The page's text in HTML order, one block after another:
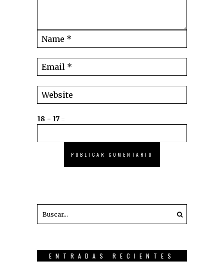
18 − 17 =
ENTRADAS RECIENTES